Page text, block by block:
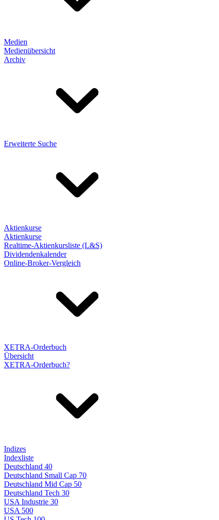
Medien
Medienübersicht
Archiv
Erweiterte Suche
Aktienkurse
Aktienkurse
Realtime-Aktienkursliste (L&S)
Dividendenkalender
Online-Broker-Vergleich
XETRA-Orderbuch
Übersicht
XETRA-Orderbuch?
Indizes
Indexliste
Deutschland 40
Deutschland Small Cap 70
Deutschland Mid Cap 50
Deutschland Tech 30
USA Industrie 30
USA 500